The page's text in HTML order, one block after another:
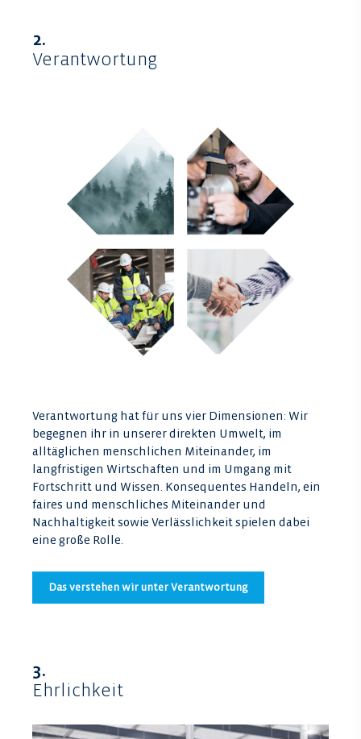
2.
Verantwortung
Verantwortung hat für uns vier Dimensionen: Wir
begegnen ihr in unserer direkten Umwelt, im
alltäglichen menschlichen Miteinander, im
langfristigen Wirtschaften und im Umgang mit
Fortschritt und Wissen. Konsequentes Handeln, ein
faires und menschliches Miteinander und
Nachhaltigkeit sowie Verlässlichkeit spielen dabei
eine große Rolle.
Das verstehen wir unter Verantwortung
3.
Ehrlichkeit